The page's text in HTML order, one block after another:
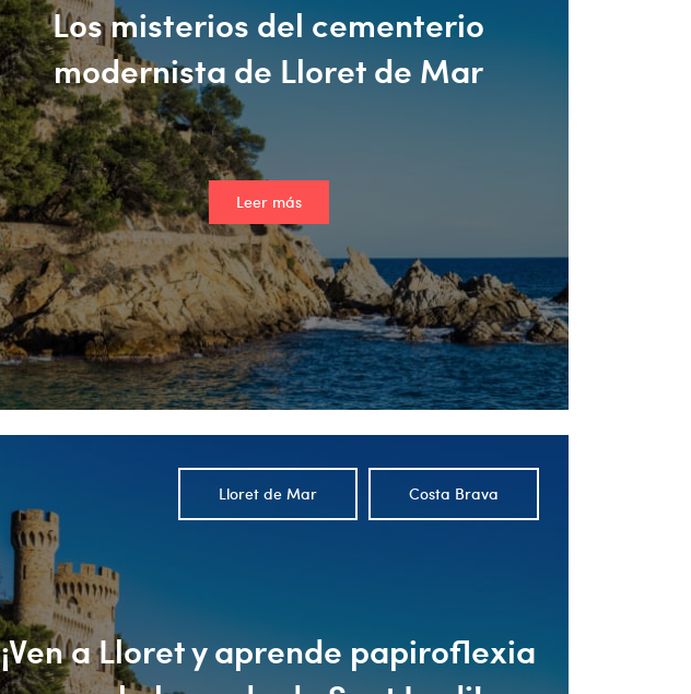
Los misterios del cementerio
modernista de Lloret de Mar
Leer más
¡Ven a Lloret y aprende papiroflexia
Costa Brava
Lloret de Mar